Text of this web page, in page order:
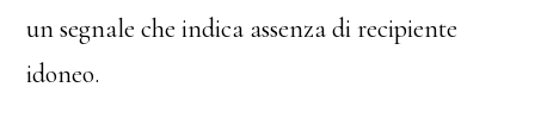
un segnale che indica assenza di recipiente
idoneo.